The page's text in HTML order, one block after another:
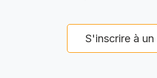
S'inscrire à